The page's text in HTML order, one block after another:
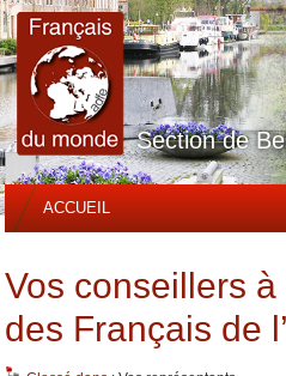
Section de
ACCUEIL
Vos conseillers à
des Français de